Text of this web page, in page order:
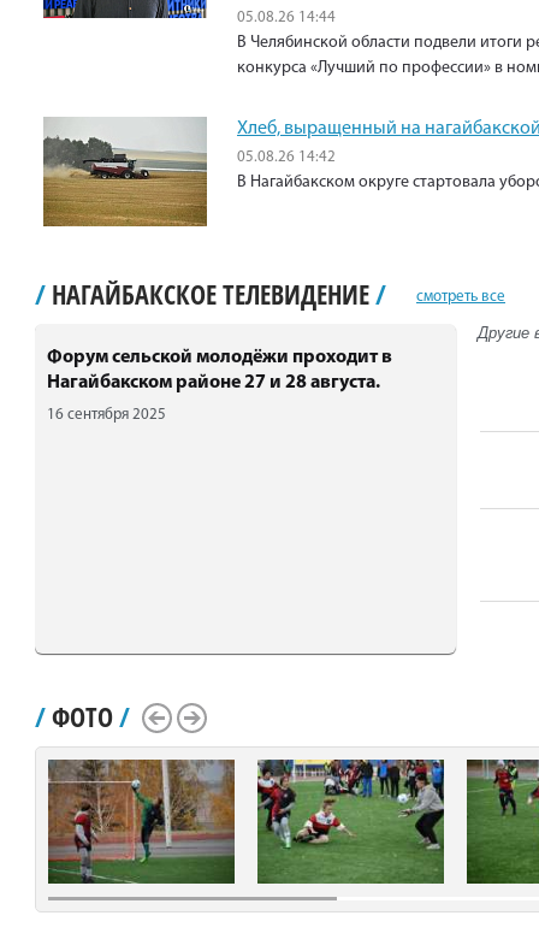
05.08.26 14:44
В Челябинской области подвели итоги
конкурса «Лучший по профессии» в
Хлеб, выращенный на
05.08.26 14:42
В Нагайбакском округе стартовала
/ НАГАЙБАКСКОЕ ТЕЛЕВИДЕНИЕ/ смотреть все
Форум сельской молодёжи проходит в
Нагайбакском районе 27 и 28 августа.
16 сентября 2025
Другие
/ФОТО/
Scroll LeftScroll Right